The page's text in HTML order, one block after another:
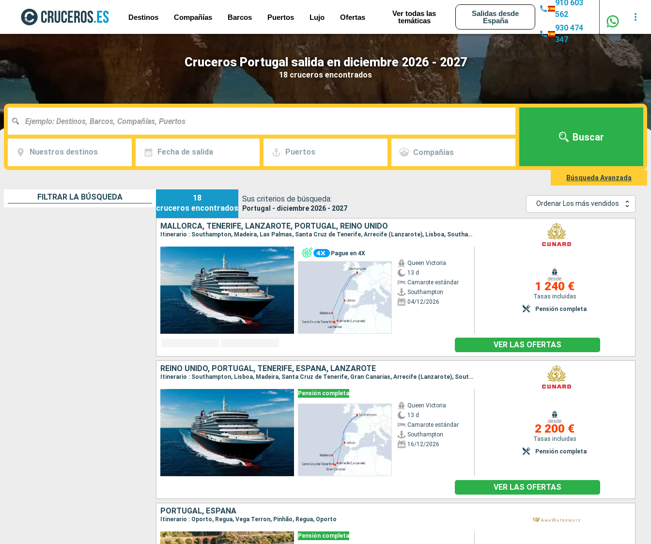
Destinos Compañías Barcos Puertos Lujo Ofertas
Ver todas las
temáticas
Salidas desde
España
910 603
562
930 474
347
Cruceros Portugal salida en diciembre 2026 - 2027
18 cruceros encontrados
Nuestros destinos Fecha de salida Puertos Compañías
Buscar
Búsqueda Avanzada
FILTRAR LA BÚSQUEDA
18
cruceros encontrados
Sus criterios de búsqueda:
Portugal - diciembre 2026 - 2027
Ordenar Los más vendidos
MALLORCA, TENERIFE, LANZAROTE, PORTUGAL, REINO UNIDO
Itinerario : Southampton, Madeira, Las Palmas, Santa Cruz de Tenerife, Arrecife (Lanzarote), Lisboa, Southampton
Pague en 4X
Queen Victoria
13 d
Camarote estándar
Southampton
04/12/2026
desde
1 240 €
Tasas incluidas
Pensión completa
VER LAS OFERTAS
REINO UNIDO, PORTUGAL, TENERIFE, ESPAÑA, LANZAROTE
Itinerario : Southampton, Lisboa, Madeira, Santa Cruz de Tenerife, Gran Canarias, Arrecife (Lanzarote), Southampton
Pensión completa
Queen Victoria
13 d
Camarote estándar
Southampton
16/12/2026
desde
2 200 €
Tasas incluidas
Pensión completa
VER LAS OFERTAS
PORTUGAL, ESPAÑA
Itinerario : Oporto, Regua, Vega Terron, Pinhão, Regua, Oporto
Pensión completa